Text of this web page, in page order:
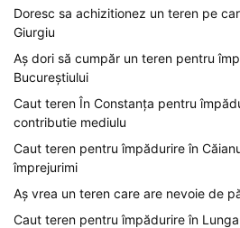
Doresc sa achizitionez un teren pe
Giurgiu
Aș dori să cumpăr un teren pentru
Bucureștiului
Caut teren În Constanța pentru
contributie mediulu
Caut teren pentru împădurire în
împrejurimi
Aș vrea un teren care are nevoie de
Caut teren pentru împădurire în